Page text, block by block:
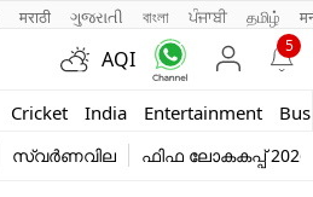
मराठी ગુજરાતી বাংলা ਪੰਜਾਬੀ தமிழ்
AQI
5
Cricket India Entertainment
സ്വർണവില ഫിഫ ലോകകപ്പ് 2026